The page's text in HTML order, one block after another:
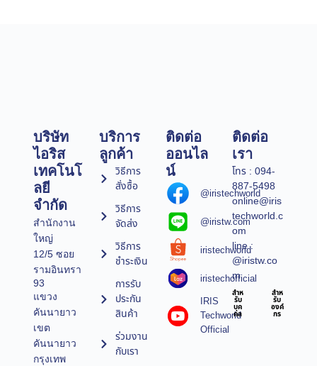
บริษัท
ไอริส
เทคโนโ
ลยี
จำกัด
สำนักงาน
ใหญ่
12/5 ซอย
รามอินทรา
93
แขวง
คันนายาว
เขต
คันนายาว
กรุงเทพ
บริการ
ลูกค้า
วิธีการ
สั่งซื้อ
วิธีการ
จัดส่ง
วิธีการ
ชำระเงิน
การรับ
ประกัน
สินค้า
ร่วมงาน
กับเรา
ติดต่อ
ออนไล
น์
@iristechworld
@iristw.com
iristechworld
iristechofficial
IRIS
Techworld
Official
ติดต่อ
เรา
โทร : 094-
887-5498
online@iris
techworld.c
om
line :
@iristw.co
m
สำห
รับ
บุค
คล
สำห
รับ
องค์
กร